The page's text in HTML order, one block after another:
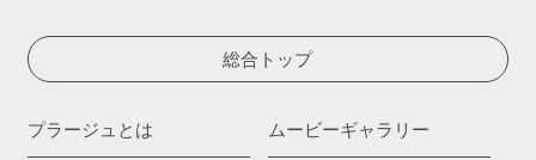
総合トップ
プラージュとは ムービーギャラリー